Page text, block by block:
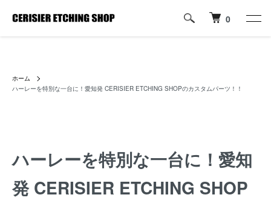
0
ホーム
ハーレーを特別な一台に！愛知発 CERISIER ETCHING SHOPのカスタムパーツ！！
ハーレーを特別な一台に！愛知
発 CERISIER ETCHING SHOP